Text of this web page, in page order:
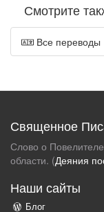
Смотрите
Все переводы
Священное
Слово о
области. (Деяния
Наши сайты
Блог